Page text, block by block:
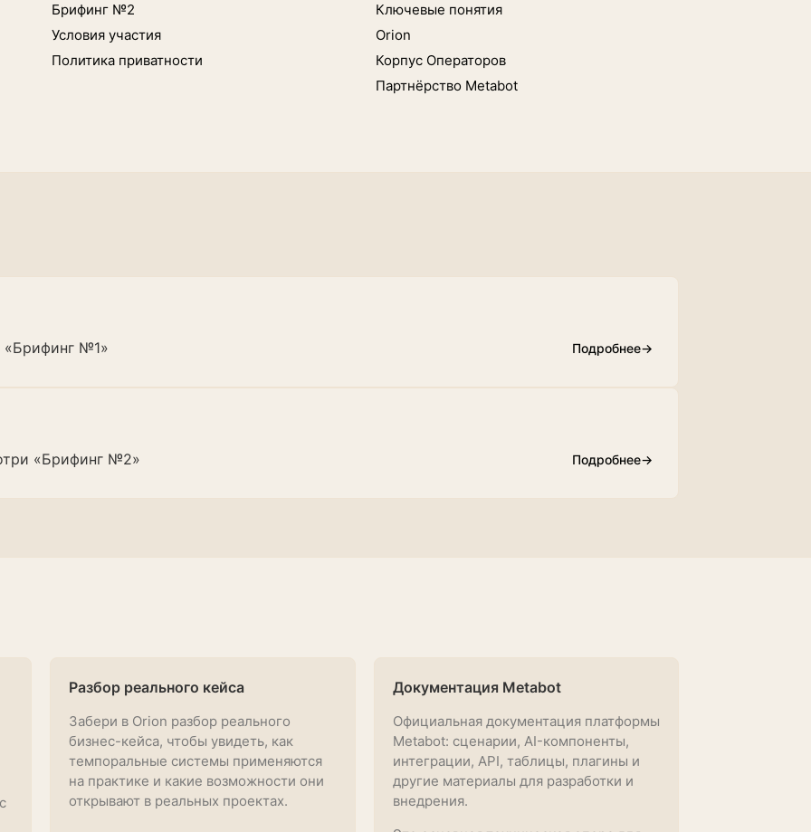
Брифинг №2
Условия участия
Политика приватности
Ключевые понятия
Orion
Корпус Операторов
Партнёрство Metabot
№1» Подробнее→
«Брифинг №2» Подробнее→
Разбор реального кейса
Забери в Orion разбор реального
бизнес-кейса, чтобы увидеть, как
темпоральные системы применяются
на практике и какие возможности они
открывают в реальных проектах.
Документация Metabot
Официальная документация платформы
Metabot: сценарии, AI-компоненты,
интеграции, API, таблицы, плагины и
другие материалы для разработки и
внедрения.